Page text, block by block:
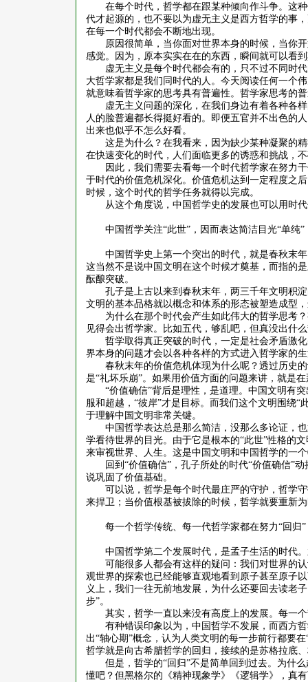
在每个时代，哲学都在跟某种倾向作斗争。这
代才起源的，也不要以为虚无主义是西方哲学的事
在每一个时代都会不断地出现。
原因很简单，当你面对世界本身的时候，当你
感觉。因为，原本实实在在的东西，瞬间就可以看
虚无主义是每个时代都会有的，只不过不同时
大哲学家都是我们同时代的人。今天阅读任何一个
就意味着哲学家的思考具有普遍性。哲学家思考的
虚无主义问题的深化，在我们身边有着各种各
人的脸普遍都长得挺好看的。即便五官并不出色的
出来也似乎不怎么好看。
这是为什么？在我看来，因为缺少某种凝聚的
在快速变化的时代，人们面临更多的诱惑和挑战，
因此，我们需要去看每一个时代哲学家在努力
于时代的价值危机深化。价值危机达到一定程度之
时候，这个时代的哲学任务就得以完成。
从这个角度说，中国哲学史的发展也可以用时
中国哲学关注“此世”，因而表达简洁目光“单纯”
中国哲学史上第一个突出的时代，就是春秋末
这当然不是说中国文明在这个时候才奠基，而指的
酝酿突破。
孔子是上古以来到春秋末年，两三千年文明积
文明的基本品格就以概念和体系的形态被塑造成型
为什么在那个时代会产生如此伟大的哲学思考
见得会出哲学家。比如五代，够乱吧，但真没出什
哲学取得真正突破的时代，一定是社会矛盾激
界本身的问题才会以各种各样的方式进入哲学家的
春秋末年的价值危机体现为什么呢？透过历史
是“礼坏乐崩”。如果用价值方面的问题来讲，就是
“价值确信”背后是理性，是道理。中国文明有
服和超越，“彼岸”才是目标。而我们这个文明围绕
于理解中国文明非常关键。
中国哲学表达总是那么简洁，没那么多论证，
学看待世界的目光。由于它是根本的“此世”性格的
来审视世界、人生。这是中国文明和中国哲学的一
回到 “价值确信”，孔子所处的时代“价值确信”
说巩固了价值基础。
可以说，哲学是每个时代最庄严的守护，哲学
来捍卫；当价值根基被拔除的时候，哲学就要重新
每一个哲学传统、每一代哲学家都在努力“回归”
中国哲学第二个发展时代，是孟子生活的时代
可能很多人都会有这样的疑问：我们对世界的
观世界的探索也已经能够直观地看到原子甚至原子
义上，我们一往无前地发展，为什么还要回去读老
步”。
其实，哲学一直以来没有高度上的发展。每一
有种错误印象以为，中国哲学不发展，而西方
出“轴心期”概念，认为人类文明的每一步前行都要
哲学就是向古希腊哲学的回归，接续的是苏格拉底
但是，哲学的“回归”不是简单回到过去。为什
懂吧？但黑格尔的《精神现象学》《逻辑学》，真